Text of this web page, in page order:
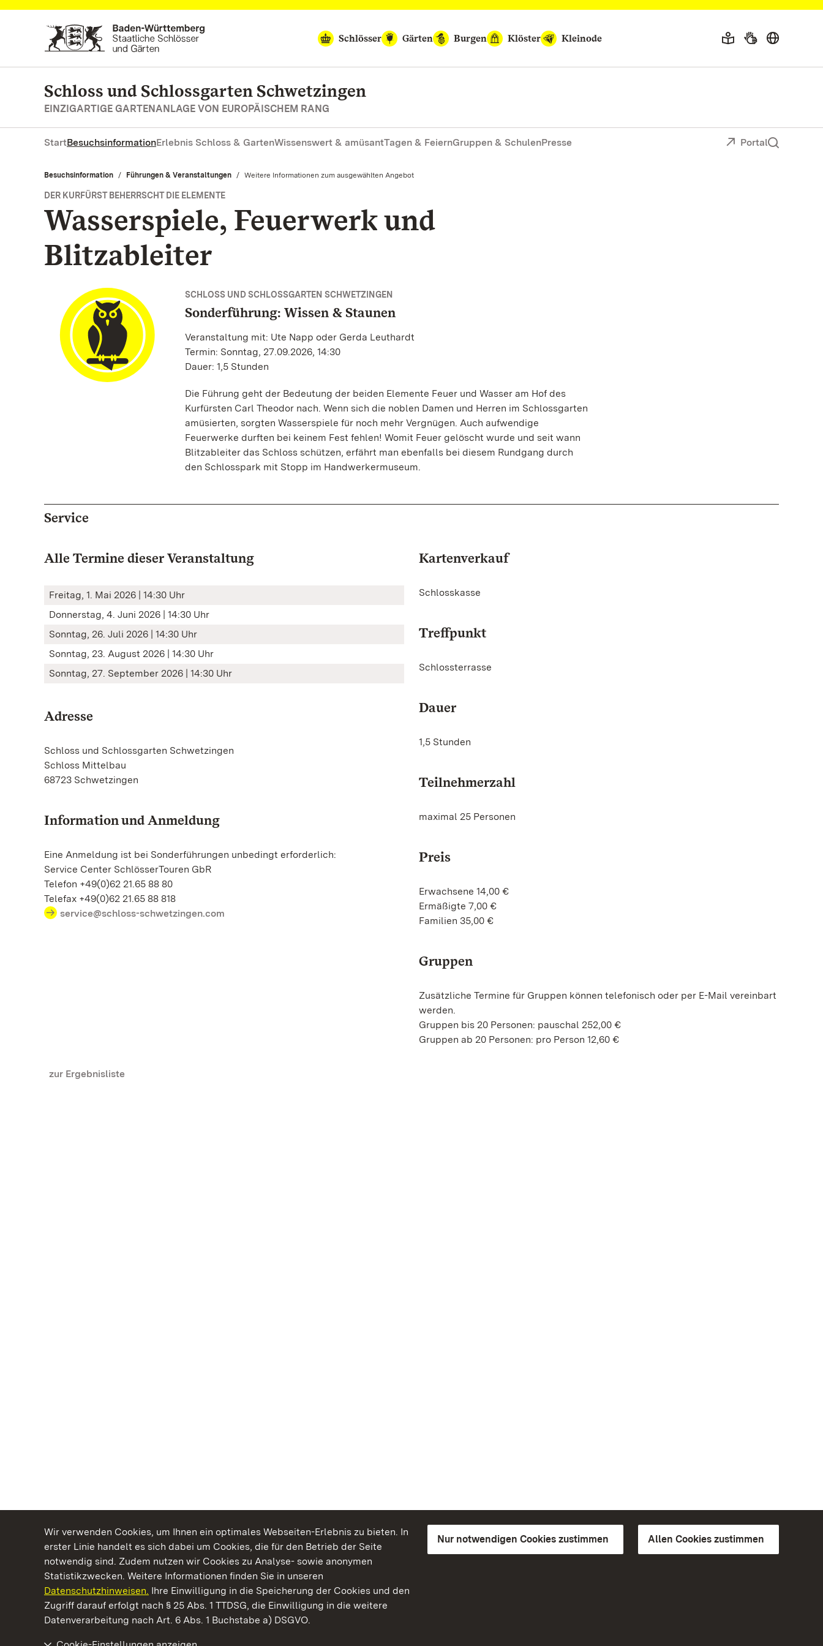
Wir verwenden Cookies, um Ihnen ein optimales Webseiten-Erlebnis zu bieten. In
erster Linie handelt es sich dabei um Cookies, die für den Betrieb der Seite
notwendig sind. Zudem nutzen wir Cookies zu Analyse- sowie anonymen
Statistikzwecken. Weitere Informationen finden Sie in unseren
Datenschutzhinweisen. Ihre Einwilligung in die Speicherung der Cookies und den
Zugriff darauf erfolgt nach § 25 Abs. 1 TTDSG, die Einwilligung in die weitere
Datenverarbeitung nach Art. 6 Abs. 1 Buchstabe a) DSGVO.
Nur notwendigen Cookies zustimmen Allen Cookies zustimmen
Zum Hauptinhalt springen
Schlösser
Gärten Burgen Klöster Kleinode
Schloss und Schlossgarten Schwetzingen
EINZIGARTIGE GARTENANLAGE VON EUROPÄISCHEM RANG
StartBesuchsinformationErlebnis Schloss & GartenWissenswert & amüsantTagen & FeiernGruppen & SchulenPresse Portal
Besuchsinformation Führungen & Veranstaltungen Aktuell:
Weitere Informationen zum ausgewählten Angebot
DER KURFÜRST BEHERRSCHT DIE ELEMENTE
Wasserspiele, Feuerwerk und
Blitzableiter
SCHLOSS UND SCHLOSSGARTEN SCHWETZINGEN
Sonderführung: Wissen & Staunen
Veranstaltung mit: Ute Napp oder Gerda Leuthardt
Termin: Sonntag, 27.09.2026, 14:30
Dauer: 1,5 Stunden
Die Führung geht der Bedeutung der beiden Elemente Feuer und Wasser am Hof des
Kurfürsten Carl Theodor nach. Wenn sich die noblen Damen und Herren im Schlossgarten
amüsierten, sorgten Wasserspiele für noch mehr Vergnügen. Auch aufwendige
Feuerwerke durften bei keinem Fest fehlen! Womit Feuer gelöscht wurde und seit wann
Blitzableiter das Schloss schützen, erfährt man ebenfalls bei diesem Rundgang durch
den Schlosspark mit Stopp im Handwerkermuseum.
Service
Alle Termine dieser Veranstaltung
Freitag, 1. Mai 2026 | 14:30 Uhr
Donnerstag, 4. Juni 2026 | 14:30 Uhr
Sonntag, 26. Juli 2026 | 14:30 Uhr
Sonntag, 23. August 2026 | 14:30 Uhr
Sonntag, 27. September 2026 | 14:30 Uhr
Adresse
Schloss und Schlossgarten Schwetzingen
Schloss Mittelbau
68723 Schwetzingen
Information und Anmeldung
Eine Anmeldung ist bei Sonderführungen unbedingt erforderlich:
Service Center SchlösserTouren GbR
Telefon +49(0)62 21.65 88 80
Telefax +49(0)62 21.65 88 818
service@schloss-schwetzingen.com
Kartenverkauf
Schlosskasse
Treffpunkt
Schlossterrasse
Dauer
1,5 Stunden
Teilnehmerzahl
maximal 25 Personen
Preis
Erwachsene 14,00 €
Ermäßigte 7,00 €
Familien 35,00 €
Gruppen
Zusätzliche Termine für Gruppen können telefonisch oder per E-Mail vereinbart
werden.
Gruppen bis 20 Personen: pauschal 252,00 €
Gruppen ab 20 Personen: pro Person 12,60 €
zur Ergebnisliste
Kommen. Staunen. Genießen.